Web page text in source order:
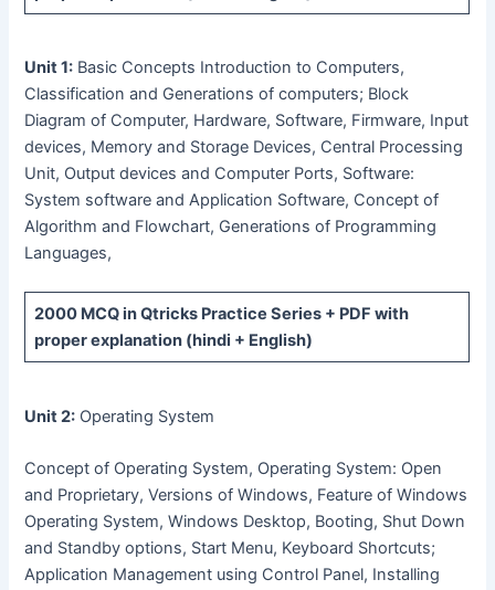
Unit 1: Basic Concepts Introduction to Computers,
Classification and Generations of computers; Block
Diagram of Computer, Hardware, Software, Firmware, Input
devices, Memory and Storage Devices, Central Processing
Unit, Output devices and Computer Ports, Software:
System software and Application Software, Concept of
Algorithm and Flowchart, Generations of Programming
Languages,
2000 MCQin Qtricks Practice Series + PDF with
proper explanation (hindi + English)
Unit 2: Operating System
Concept of Operating System, Operating System: Open
and Proprietary, Versions of Windows, Feature of Windows
Operating System, Windows Desktop, Booting, Shut Down
and Standby options, Start Menu, Keyboard Shortcuts;
Application Management using Control Panel, Installing